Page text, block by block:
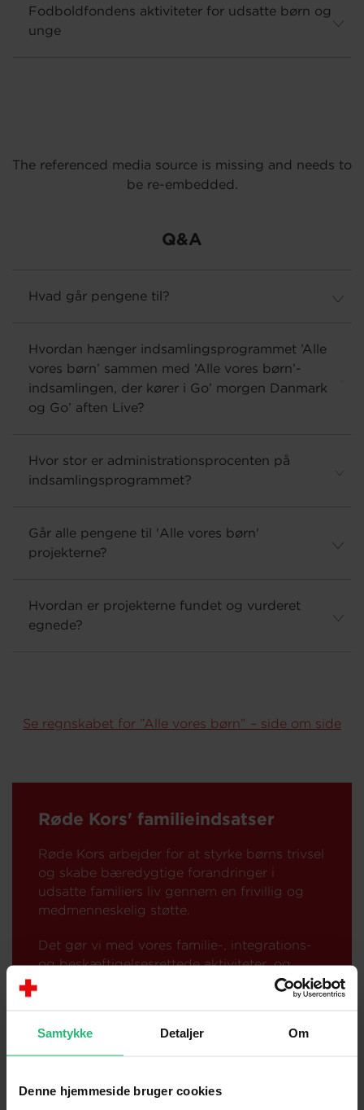
Samtykke Detaljer Om
Denne hjemmeside bruger cookies
Fodboldfondens aktiviteter for udsatte børn og
unge
The referenced media source is missing and needs to
be re-embedded.
Q&A
Hvad går pengene til?
Hvordan hænger indsamlingsprogrammet ’Alle
vores børn’ sammen med ’Alle vores børn’-
indsamlingen, der kører i Go’ morgen Danmark
og Go’ aften Live?
Hvor stor er administrationsprocenten på
indsamlingsprogrammet?
Går alle pengene til 'Alle vores børn'
projekterne?
Hvordan er projekterne fundet og vurderet
egnede?
Se regnskabet for ”Alle vores børn” – side om side
Røde Kors' familieindsatser
Røde Kors arbejder for at styrke børns trivsel
og skabe bæredygtige forandringer i
udsatte familiers liv gennem en frivillig og
medmenneskelig støtte.
Det gør vi med vores familie-, integrations-
og beskæftigelsesrettede aktiviteter, og
gennem julehjælp og økonomisk støtte til
fritidsaktiviteter og sociale begivenheder i
Læs mere om vores familieaktiviteter